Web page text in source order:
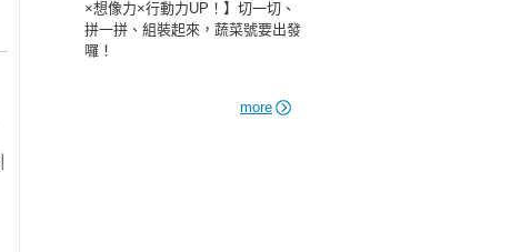
×想像力×行動力UP！】切一切、
拼一拼、組裝起來，蔬菜號要出發
囉！
more